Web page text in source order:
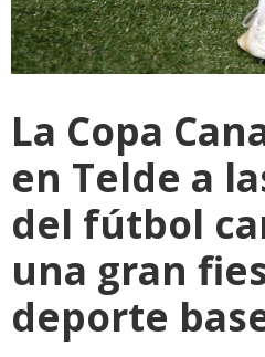
La Copa
en Telde a
del fútbol
una gran
deporte